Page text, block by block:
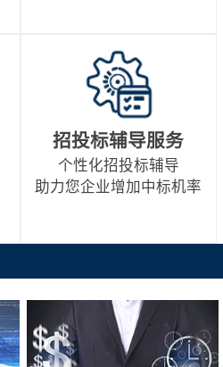
招投标辅导服务
个性化招投标辅导
助力您企业增加中标机率